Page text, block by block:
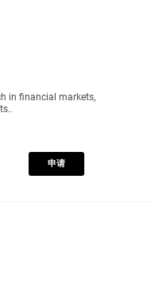
in financial markets,
申请